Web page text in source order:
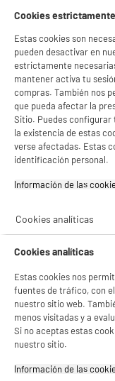
★★★★★
★★★★★
4.6/5(284)
compare_product
★★★★★
★★★★★
4.7/5(1001)
compare_product
DEPOT
Con el fin de mejorar tu
y sus socios utilizan
- compartir contenido
- facilitar el intercambio de
Si aceptas, la experiencia
estadísticas anónimas
¡Buena visita!
Cookies
Estas cookies son
pueden desactivar en
estrictamente
mantener activa tu
compras. También nos
que pueda afectar la
Sitio. Puedes configurar
la existencia de estas
verse afectadas. Estas
identificación personal.
Información de las
Cookies analíticas
Cookies analíticas
Estas cookies nos
fuentes de tráfico, con
nuestro sitio web.
menos visitadas y a
Si no aceptas estas
nuestro sitio.
Información de las